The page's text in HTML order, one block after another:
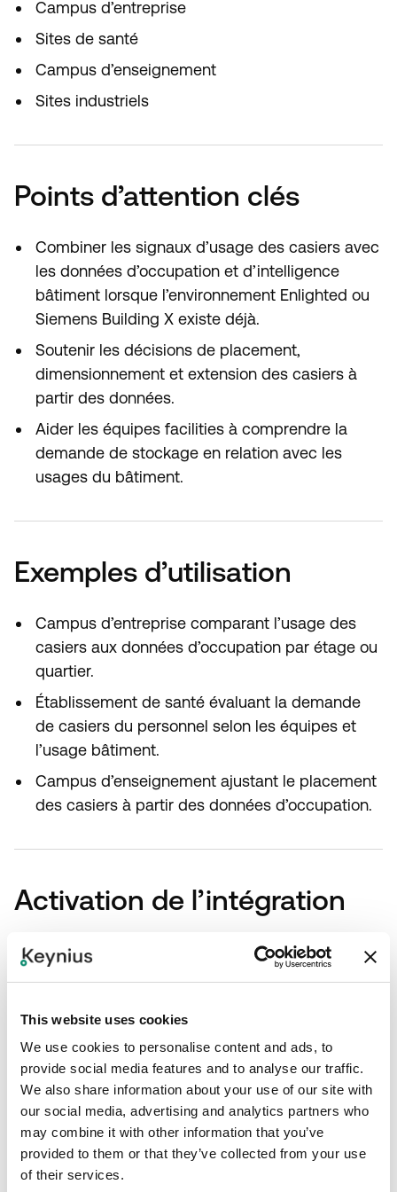
This website uses cookies
We use cookies to personalise content and ads, to
provide social media features and to analyse our traffic.
We also share information about your use of our site with
our social media, advertising and analytics partners who
may combine it with other information that you’ve
provided to them or that they’ve collected from your use
of their services.
Campus d’entreprise
Sites de santé
Campus d’enseignement
Sites industriels
Points d’attention clés
Combiner les signaux d’usage des casiers avec
les données d’occupation et d’intelligence
bâtiment lorsque l’environnement Enlighted ou
Siemens Building X existe déjà.
Soutenir les décisions de placement,
dimensionnement et extension des casiers à
partir des données.
Aider les équipes facilities à comprendre la
demande de stockage en relation avec les
usages du bâtiment.
Exemples d’utilisation
Campus d’entreprise comparant l’usage des
casiers aux données d’occupation par étage ou
quartier.
Établissement de santé évaluant la demande
de casiers du personnel selon les équipes et
l’usage bâtiment.
Campus d’enseignement ajustant le placement
des casiers à partir des données d’occupation.
Activation de l’intégration
Étape 1
Définir les métriques Keynius et Enlighted/Building X à
Étape 2
Confirmer l’accès disponible aux API/données Enlighted
et la hiérarchie de localisation.
Étape 3
Mapper les banques de casiers aux bâtiments, étages,